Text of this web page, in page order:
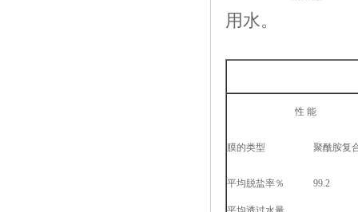
用水。
性 能
膜的类型 聚酰胺复
平均脱盐率％ 99.2